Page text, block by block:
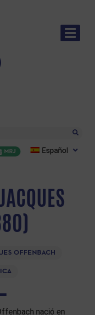
MRJ Español
OFFENBACH
nació en